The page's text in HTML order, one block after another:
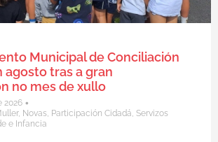
Municipal de Conciliación
agosto tras a gran
no mes de xullo
2026 •
, Novas, Participación Cidadá, Servizos
e Infancia